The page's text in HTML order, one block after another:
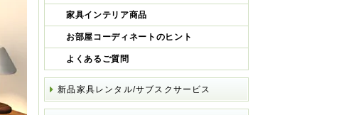
家具インテリア商品
お部屋コーディネートのヒント
よくあるご質問
新品家具レンタル/サブスクサービス